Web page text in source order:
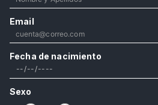
Email
Fecha de nacimiento
Sexo